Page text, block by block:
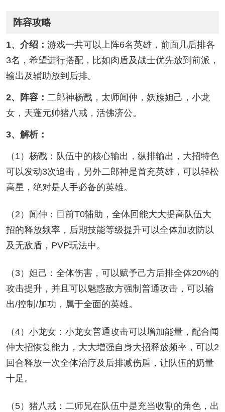
阵容攻略
1、介绍： 游戏一共可以上阵6名英雄，前面几后排各
3名，希望进行搭配，比如肉盾及战士优先放到前派，
输出及辅助放到后排。
2、阵容： 二郎神杨戬，太师闻仲，妖族妲己，小龙
女，天蓬元帅猪八戒，活佛济公。
3、解析：
（1）杨戬：队伍中的核心输出，纵排输出，大招特色
可以发动3次追击，另外二郎神是首充英雄，可以轻松
高星，绝对是人手必备的英雄。
（2）闻仲：目前T0辅助，全体回能大大提高队伍大
招的释放频率，后期技能等级提升可以全体加攻防以
及无敌盾，PVP玩法中。
（3）妲己：全体伤害，可以赋予己方后排全体20%的
攻击提升，并且可以魅惑敌方强制普通攻击，可以输
出/控制/加功，属于全面的英雄。
（4）小龙女：小龙女普通攻击可以增加能量，配合闻
仲大招恢复能力，大大增强自身大招释放频率，可以2
回合释放一次全体治疗及后排减伤盾，让队伍的奶量
十足。
（5）猪八戒：二师兄在队伍中是充当收割的角色，出